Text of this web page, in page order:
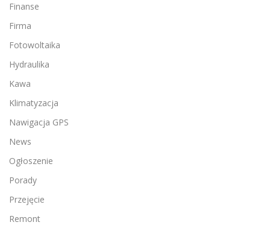
Finanse
Firma
Fotowoltaika
Hydraulika
Kawa
Klimatyzacja
Nawigacja GPS
News
Ogłoszenie
Porady
Przejęcie
Remont